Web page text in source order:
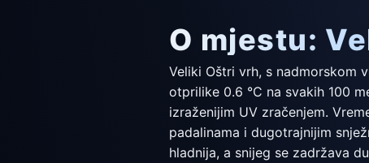
O mjestu:
Veliki Oštri vrh, s nadmorskom
otprilike 0.6 °C na svakih 100
izraženijim UV zračenjem.
padalinama i dugotrajnijim
hladnija, a snijeg se zadržava